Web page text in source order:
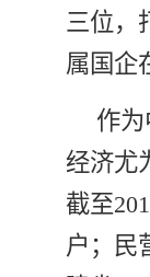
三位，
属国企
作
经济尤
截至
户；民